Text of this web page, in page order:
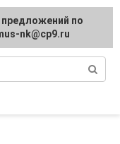
по
nk@cp9.ru